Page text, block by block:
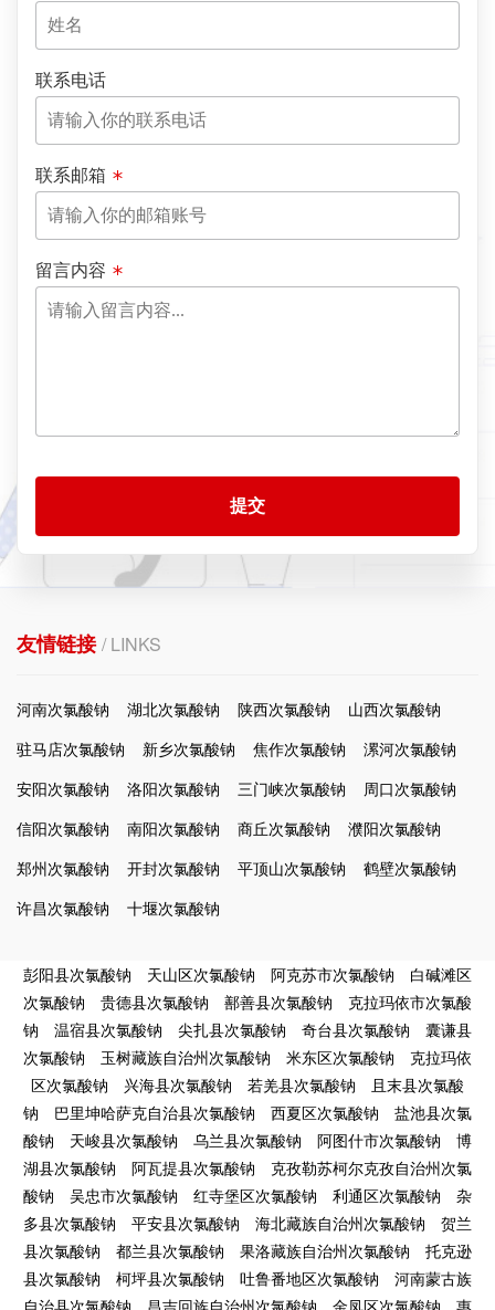
联系电话
联系邮箱
留言内容
提交
友情链接/ LINKS
河南次氯酸钠 湖北次氯酸钠 陕西次氯酸钠
山西次氯酸钠
驻马店次氯酸钠
新乡次氯酸钠 焦作次氯酸钠
漯河次氯酸钠
安阳次氯酸钠
洛阳次氯酸钠 三门峡次氯酸钠
周口次氯酸钠
信阳次氯酸钠
南阳次氯酸钠 商丘次氯酸钠
濮阳次氯酸钠
郑州次氯酸钠
开封次氯酸钠 平顶山次氯酸钠
鹤壁次氯酸钠
许昌次氯酸钠
十堰次氯酸钠
彭阳县次氯酸钠 天山区次氯酸钠 阿克苏市次氯酸钠
白碱滩区
次氯酸钠
贵德县次氯酸钠 鄯善县次氯酸钠
克拉玛依市次氯酸
钠
温宿县次氯酸钠 尖扎县次氯酸钠 奇台县次氯酸钠
囊谦县
次氯酸钠
玉树藏族自治州次氯酸钠 米东区次氯酸钠
克拉玛依
区次氯酸钠
兴海县次氯酸钠 若羌县次氯酸钠
且末县次氯酸
钠
巴里坤哈萨克自治县次氯酸钠 西夏区次氯酸钠
盐池县次氯
酸钠
天峻县次氯酸钠 乌兰县次氯酸钠 阿图什市次氯酸钠
博
湖县次氯酸钠
阿瓦提县次氯酸钠
克孜勒苏柯尔克孜自治州次氯
酸钠
吴忠市次氯酸钠 红寺堡区次氯酸钠 利通区次氯酸钠
杂
多县次氯酸钠
平安县次氯酸钠 海北藏族自治州次氯酸钠
贺兰
县次氯酸钠
都兰县次氯酸钠 果洛藏族自治州次氯酸钠
托克逊
县次氯酸钠
柯坪县次氯酸钠 吐鲁番地区次氯酸钠
河南蒙古族
自治县次氯酸钠
昌吉回族自治州次氯酸钠 金凤区次氯酸钠 惠